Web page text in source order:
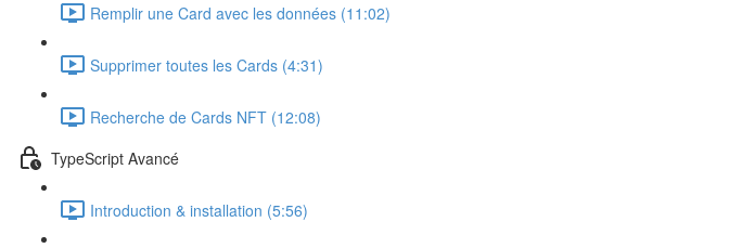
Remplir une Card avec les données (11:02)
Supprimer toutes les Cards (4:31)
Recherche de Cards NFT (12:08)
TypeScript Avancé
Introduction & installation (5:56)